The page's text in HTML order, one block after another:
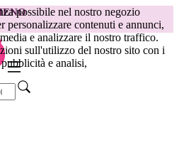
possibile nel nostro negozio
contenuti e annunci,
e analizzare il nostro traffico.
sull'utilizzo del nostro sito con i
e analisi,